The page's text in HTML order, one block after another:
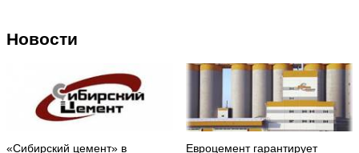
Новости
«Сибирский цемент» в
Евроцемент гарантирует